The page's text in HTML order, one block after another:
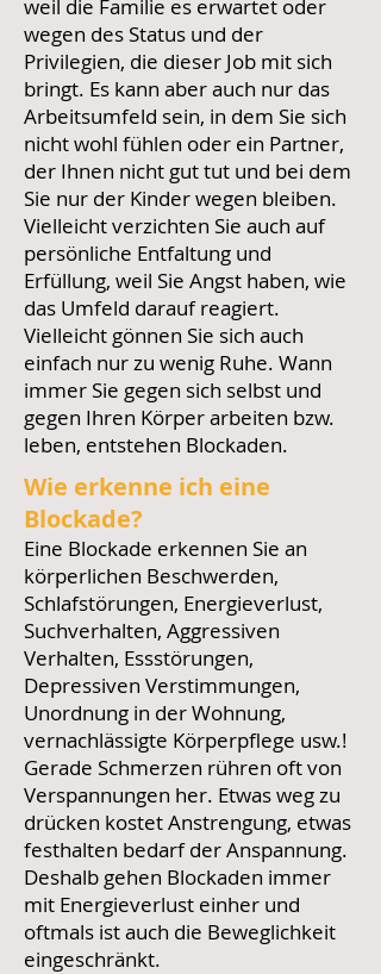
weil die Familie es erwartet oder
wegen des Status und der
Privilegien, die dieser Job mit sich
bringt. Es kann aber auch nur das
Arbeitsumfeld sein, in dem Sie sich
nicht wohl fühlen oder ein Partner,
der Ihnen nicht gut tut und bei dem
Sie nur der Kinder wegen bleiben.
Vielleicht verzichten Sie auch auf
persönliche Entfaltung und
Erfüllung, weil Sie Angst haben, wie
das Umfeld darauf reagiert.
Vielleicht gönnen Sie sich auch
einfach nur zu wenig Ruhe. Wann
immer Sie gegen sich selbst und
gegen Ihren Körper arbeiten bzw.
leben, entstehen Blockaden.
Wie erkenne ich eine
Blockade?
Eine Blockade erkennen Sie an
körperlichen Beschwerden,
Schlafstörungen, Energieverlust,
Suchverhalten, Aggressiven
Verhalten, Essstörungen,
Depressiven Verstimmungen,
Unordnung in der Wohnung,
vernachlässigte Körperpflege usw.!
Gerade Schmerzen rühren oft von
Verspannungen her. Etwas weg zu
drücken kostet Anstrengung, etwas
festhalten bedarf der Anspannung.
Deshalb gehen Blockaden immer
mit Energieverlust einher und
oftmals ist auch die Beweglichkeit
eingeschränkt.